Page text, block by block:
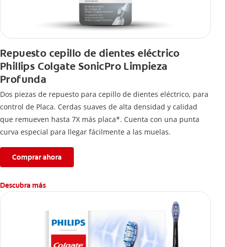
Repuesto cepillo de dientes eléctrico
Phillips Colgate SonicPro Limpieza
Profunda
Dos piezas de repuesto para cepillo de dientes eléctrico, para
control de Placa. Cerdas suaves de alta densidad y calidad
que remueven hasta 7X más placa*. Cuenta con una punta
curva especial para llegar fácilmente a las muelas.
Comprar ahora
Descubra más